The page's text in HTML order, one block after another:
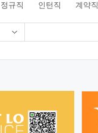
정규직 인턴직 계약직